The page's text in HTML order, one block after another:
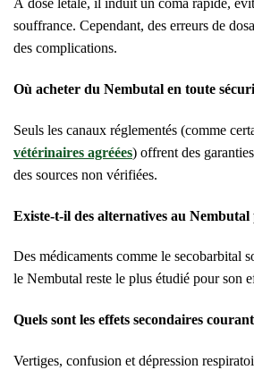
À dose létale, il induit un coma rapide,
souffrance. Cependant, des erreurs de
des complications.
Où acheter du Nembutal en toute
Seuls les canaux réglementés (comme
vétérinaires agréées) offrent des
des sources non vérifiées.
Existe-t-il des alternatives au Nembutal
Des médicaments comme le secobarbital
le Nembutal reste le plus étudié pour son
Quels sont les effets secondaires
Vertiges, confusion et dépression